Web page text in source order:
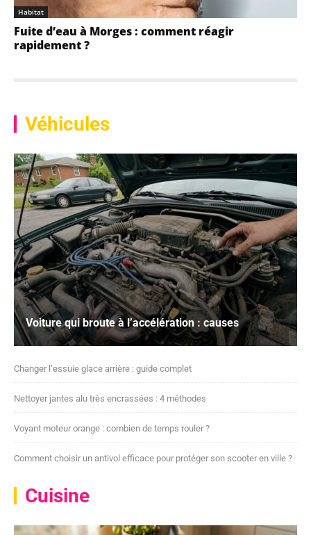
Habitat
Fuite d’eau à Morges : comment réagir
rapidement ?
Véhicules
Voiture qui broute à l’accélération : causes
Changer l’essuie glace arrière : guide complet
Nettoyer jantes alu très encrassées : 4 méthodes
Voyant moteur orange : combien de temps rouler ?
Comment choisir un antivol efficace pour protéger son scooter en ville ?
Cuisine